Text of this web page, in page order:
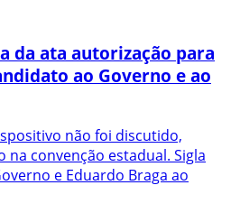
da ata autorização para
ao Governo e ao
não foi discutido,
convenção estadual. Sigla
e Eduardo Braga ao